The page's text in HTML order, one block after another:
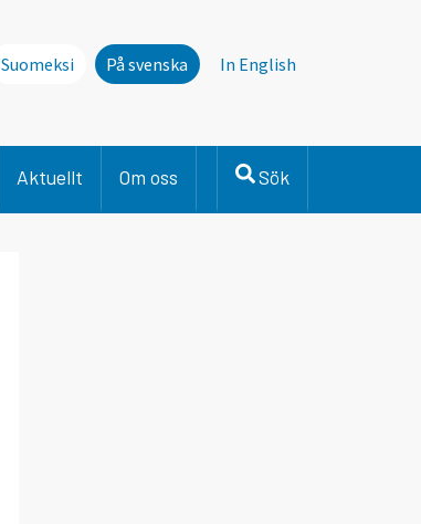
Suomeksi På svenska In English
Aktuellt Om oss Sök